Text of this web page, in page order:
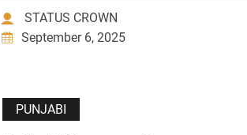
STATUS CROWN
September 6, 2025
PUNJABI